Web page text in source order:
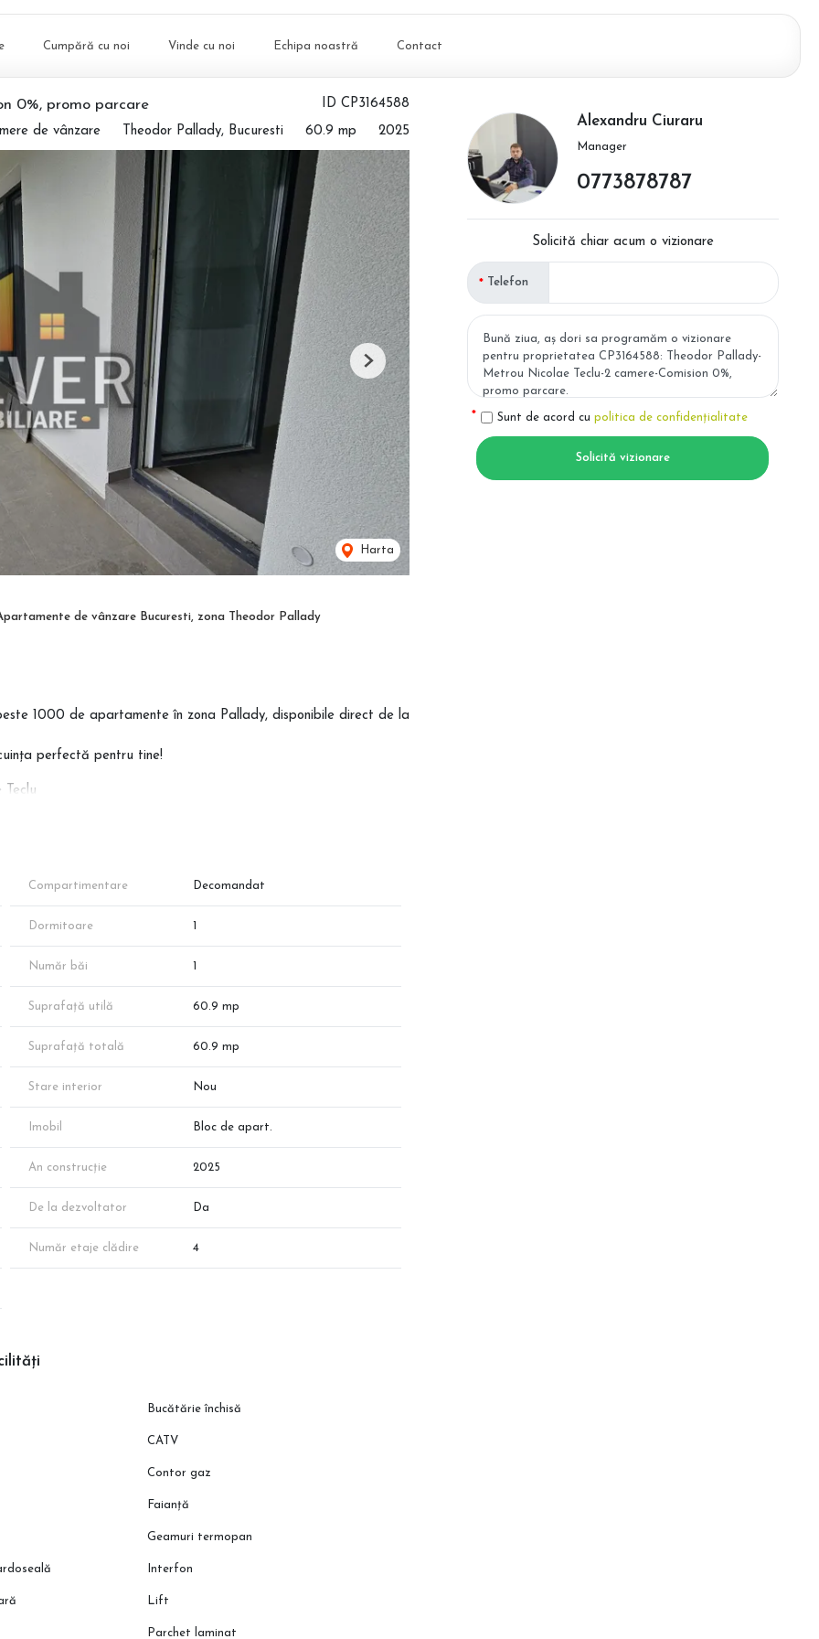
Cumpără cu noi Vinde cu noi Echipa noastră Contact
ID CP3164588
0%, promo parcare
de vânzare Theodor Pallady, Bucuresti 60.9 mp 2025
Harta
Next
de vânzare Bucuresti, zona Theodor Pallady
1000 de apartamente în zona Pallady, disponibile direct de la
perfectă pentru tine!
bazin încastrat
gaze
Compartimentare Decomandat
Dormitoare
Număr băi
Suprafață utilă 60.9 mp
Suprafață totală 60.9 mp
Stare interior Nou
Imobil Bloc de apart.
An construcție 2025
De la dezvoltator Da
Număr etaje clădire 4
Bucătărie închisă
CATV
Contor gaz
Faianță
Geamuri termopan
Interfon
Lift
Parchet laminat
Alexandru Ciuraru
Manager
0773878787
Solicită chiar acum o vizionare
Telefon
Sunt de acord cu politica de confidențialitate
Solicită vizionare